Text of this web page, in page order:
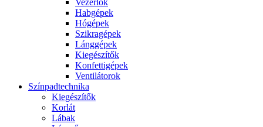
Vezérlők
Habgépek
Hógépek
Szikragépek
Lánggépek
Kiegészítők
Konfettigépek
Ventilátorok
Színpadtechnika
Kiegészítők
Korlát
Lábak